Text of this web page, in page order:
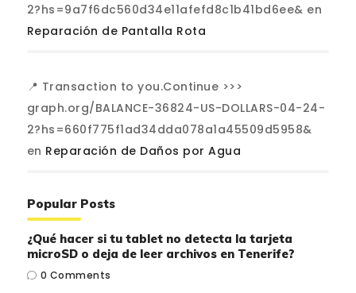
2?hs=9a7f6dc560d34e11afefd8c1b41bd6ee& en
Reparación de Pantalla Rota
📍 Transaction to you.Continue >>>
graph.org/BALANCE-36824-US-DOLLARS-04-24-
2?hs=660f775f1ad34dda078a1a45509d5958&
en Reparación de Daños por Agua
Popular Posts
¿Qué hacer si tu tablet no detecta la tarjeta
microSD o deja de leer archivos en Tenerife?
0 Comments